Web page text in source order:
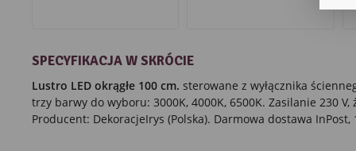
SPECYFIKACJA W SKRÓCIE
Lustro LED okrągłe 100 cm. sterowane z wyłącznika
trzy barwy do wyboru: 3000K, 4000K, 6500K. Zasilanie 230 V,
Producent: DekoracjeIrys (Polska). Darmowa dostawa InPost,